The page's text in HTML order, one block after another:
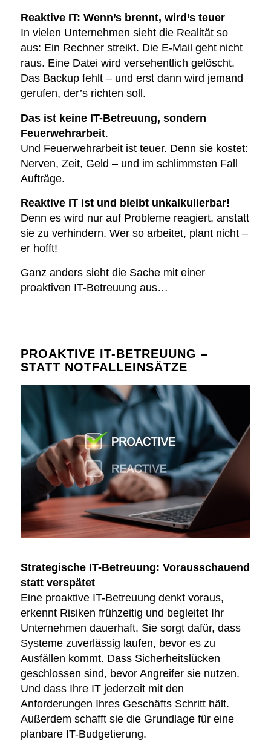
Reaktive IT: Wenn’s brennt, wird’s teuer
In vielen Unternehmen sieht die Realität so
aus: Ein Rechner streikt. Die E-Mail geht nicht
raus. Eine Datei wird versehentlich gelöscht.
Das Backup fehlt – und erst dann wird jemand
gerufen, der’s richten soll.
Das ist keine IT-Betreuung, sondern
Feuerwehrarbeit.
Und Feuerwehrarbeit ist teuer. Denn sie kostet:
Nerven, Zeit, Geld – und im schlimmsten Fall
Aufträge.
Reaktive IT ist und bleibt unkalkulierbar!
Denn es wird nur auf Probleme reagiert, anstatt
sie zu verhindern. Wer so arbeitet, plant nicht –
er hofft!
Ganz anders sieht die Sache mit einer
proaktiven IT-Betreuung aus…
PROAKTIVE IT-BETREUUNG –
STATT NOTFALLEINSÄTZE
Strategische IT-Betreuung: Vorausschauend
statt verspätet
Eine proaktive IT-Betreuung denkt voraus,
erkennt Risiken frühzeitig und begleitet Ihr
Unternehmen dauerhaft. Sie sorgt dafür, dass
Systeme zuverlässig laufen, bevor es zu
Ausfällen kommt. Dass Sicherheitslücken
geschlossen sind, bevor Angreifer sie nutzen.
Und dass Ihre IT jederzeit mit den
Anforderungen Ihres Geschäfts Schritt hält.
Außerdem schafft sie die Grundlage für eine
planbare IT-Budgetierung.